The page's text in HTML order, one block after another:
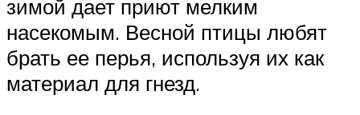
зимой дает приют мелким
насекомым. Весной птицы любят
брать ее перья, используя их как
материал для гнезд.